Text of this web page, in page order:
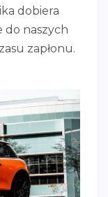
dobiera
do naszych
zapłonu.